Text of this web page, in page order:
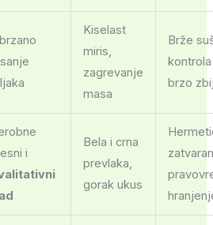
Kiselast
miris,
zagrevanje
masa
Brže
brzo
i
Bela i crna
prevlaka,
gorak ukus